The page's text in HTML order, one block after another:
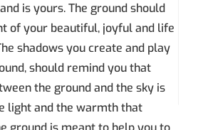
is yours. The ground should
of your beautiful, joyful and life
shadows you create and play
should remind you that
the ground and the sky is
light and the warmth that